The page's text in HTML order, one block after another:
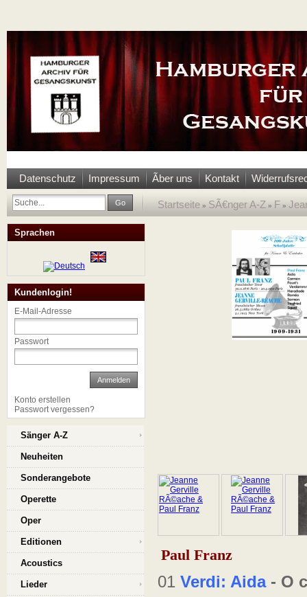
Datenschutz Impressum Ãber uns Kontakt
Go Startseite » SÃ€nger A-Z » F »
Paul Franz
01 Verdi: Aida- O
Sprachen
Kundenlogin!
E-Mail-Adresse
Passwort
Anmelden
Konto erstellen
Passwort vergessen?
Sänger A-Z
Neuheiten
Sonderangebote
Operette
Oper
Editionen
Acoustics
Lieder